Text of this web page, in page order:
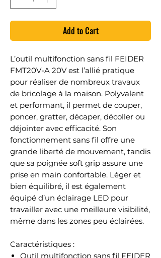
Add to Cart
L’outil multifonction sans fil FEIDER
FMT20V-A 20V est l’allié pratique
pour réaliser de nombreux travaux
de bricolage à la maison. Polyvalent
et performant, il permet de couper,
poncer, gratter, décaper, décoller ou
déjointer avec efficacité. Son
fonctionnement sans fil offre une
grande liberté de mouvement, tandis
que sa poignée soft grip assure une
prise en main confortable. Léger et
bien équilibré, il est également
équipé d’un éclairage LED pour
travailler avec une meilleure visibilité,
même dans les zones peu éclairées.
Caractéristiques :
Outil multifonction sans fil FEIDER